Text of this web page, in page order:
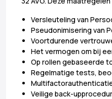
Versleuteling van
Pseudonimisering van
Voortdurende
Het vermogen om bij
Op rollen gebaseerde
Regelmatige tests,
Veilige back-